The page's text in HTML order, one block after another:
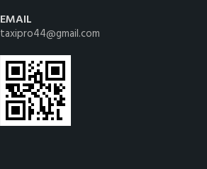
EMAIL
taxipro44@gmail.com